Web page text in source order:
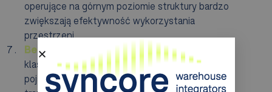
operujące na górnym poziomie struktury bardzo
zwiększają efektywność wykorzystania
przestrzeni.
Bezzałogowe wózki (AGV) – choć nie zawsze
klasyfikowane jako AS/RS, te autonomiczne
pojazdy odgrywają istotną rolę w